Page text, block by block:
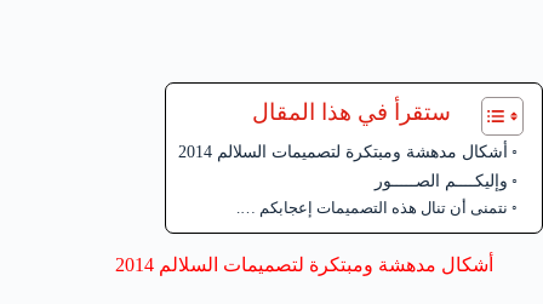
ستقرأ في هذا المقال
أشكال مدهشة ومبتكرة لتصميمات السلالم 2014
وإليكــــم الصـــــور
نتمنى أن تنال هذه التصميمات إعجابكم ….
أشكال مدهشة ومبتكرة لتصميمات السلالم 2014